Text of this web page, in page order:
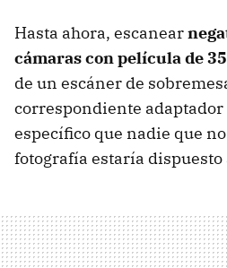
Hasta ahora, escanear
cámaras con película de
de un escáner de
correspondiente
específico que nadie que
fotografía estaría dispuesto